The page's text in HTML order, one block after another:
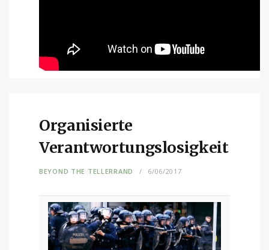
Organisierte
Verantwortungslosigkeit
BEYOND THE TELLERRAND 6/06/2017